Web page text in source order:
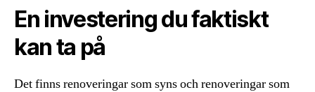
En investering du faktiskt
kan ta på
Det finns renoveringar som syns och renoveringar som